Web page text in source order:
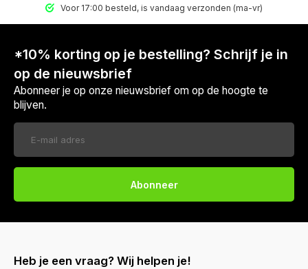
Voor 17:00 besteld, is vandaag verzonden (ma-vr)
*10% korting op je bestelling? Schrijf je in
op de nieuwsbrief
Abonneer je op onze nieuwsbrief om op de hoogte te
blijven.
Abonneer
Heb je een vraag? Wij helpen je!